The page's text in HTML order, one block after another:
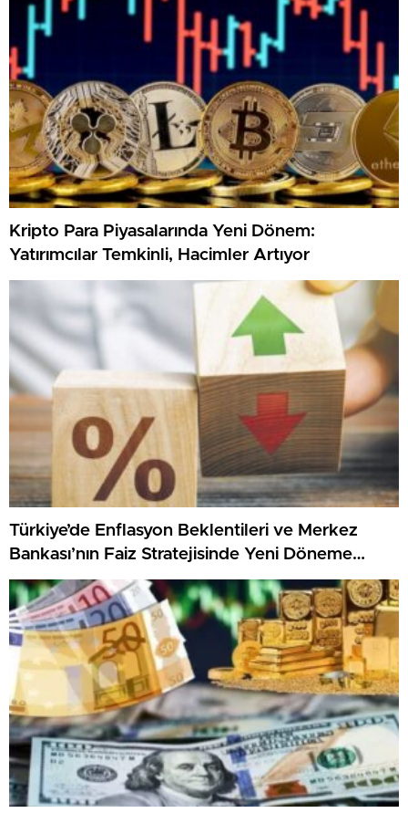
Kripto Para Piyasalarında Yeni Dönem:
Yatırımcılar Temkinli, Hacimler Artıyor
Türkiye’de Enflasyon Beklentileri ve Merkez
Bankası’nın Faiz Stratejisinde Yeni Döneme
Giriliyor